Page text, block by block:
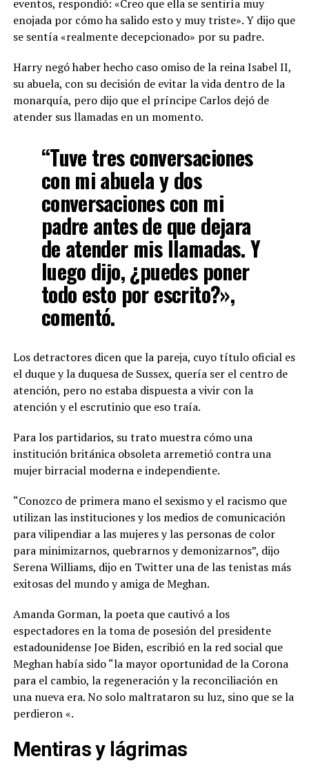
eventos, respondió: «Creo que ella se sentiría muy
enojada por cómo ha salido esto y muy triste». Y dijo que
se sentía «realmente decepcionado» por su padre.
Harry negó haber hecho caso omiso de la reina Isabel II,
su abuela, con su decisión de evitar la vida dentro de la
monarquía, pero dijo que el príncipe Carlos dejó de
atender sus llamadas en un momento.
“Tuve tres conversaciones
con mi abuela y dos
conversaciones con mi
padre antes de que dejara
de atender mis llamadas. Y
luego dijo, ¿puedes poner
todo esto por escrito?»,
comentó.
Los detractores dicen que la pareja, cuyo título oficial es
el duque y la duquesa de Sussex, quería ser el centro de
atención, pero no estaba dispuesta a vivir con la
atención y el escrutinio que eso traía.
Para los partidarios, su trato muestra cómo una
institución británica obsoleta arremetió contra una
mujer birracial moderna e independiente.
“Conozco de primera mano el sexismo y el racismo que
utilizan las instituciones y los medios de comunicación
para vilipendiar a las mujeres y las personas de color
para minimizarnos, quebrarnos y demonizarnos”, dijo
Serena Williams, dijo en Twitter una de las tenistas más
exitosas del mundo y amiga de Meghan.
Amanda Gorman, la poeta que cautivó a los
espectadores en la toma de posesión del presidente
estadounidense Joe Biden, escribió en la red social que
Meghan había sido “la mayor oportunidad de la Corona
para el cambio, la regeneración y la reconciliación en
una nueva era. No solo maltrataron su luz, sino que se la
perdieron «.
Mentiras y lágrimas